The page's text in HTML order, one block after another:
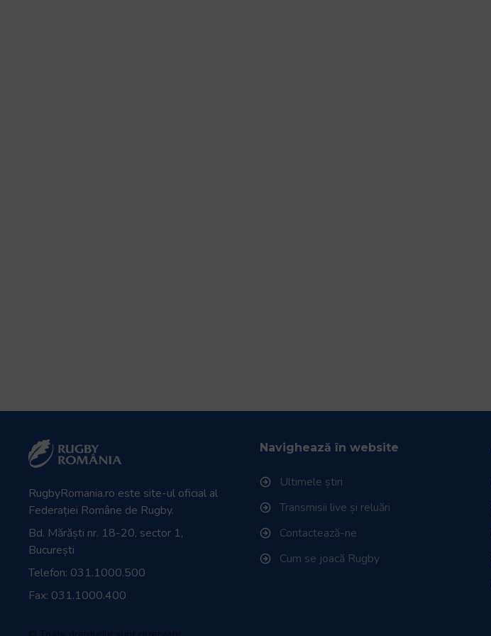
RugbyRomania.ro este site-ul oficial al
Federației Române de Rugby.
Bd. Mărăști nr. 18-20, sector 1,
București
Telefon: 031.1000.500
Fax: 031.1000.400
Navighează în website
Ultimele știri
Transmisii live și reluări
Contactează-ne
Cum se joacă Rugby